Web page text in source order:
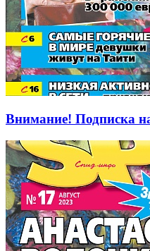
Внимание! Подписка